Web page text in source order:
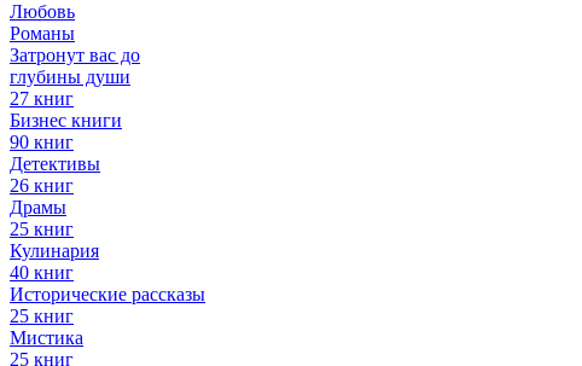
Любовь
Романы
Затронут вас до
глубины души
27 книг
Бизнес книги
90 книг
Детективы
26 книг
Драмы
25 книг
Кулинария
40 книг
Исторические рассказы
25 книг
Мистика
25 книг